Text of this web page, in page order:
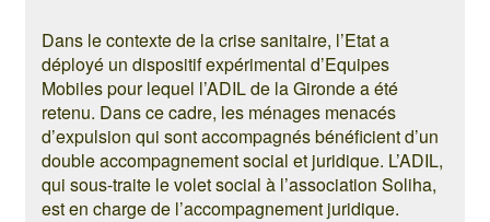
Dans le contexte de la crise sanitaire, l’Etat a
déployé un dispositif expérimental d’Equipes
Mobiles pour lequel l’ADIL de la Gironde a été
retenu. Dans ce cadre, les ménages menacés
d’expulsion qui sont accompagnés bénéficient d’un
double accompagnement social et juridique. L’ADIL,
qui sous-traite le volet social à l’association Soliha,
est en charge de l’accompagnement juridique.